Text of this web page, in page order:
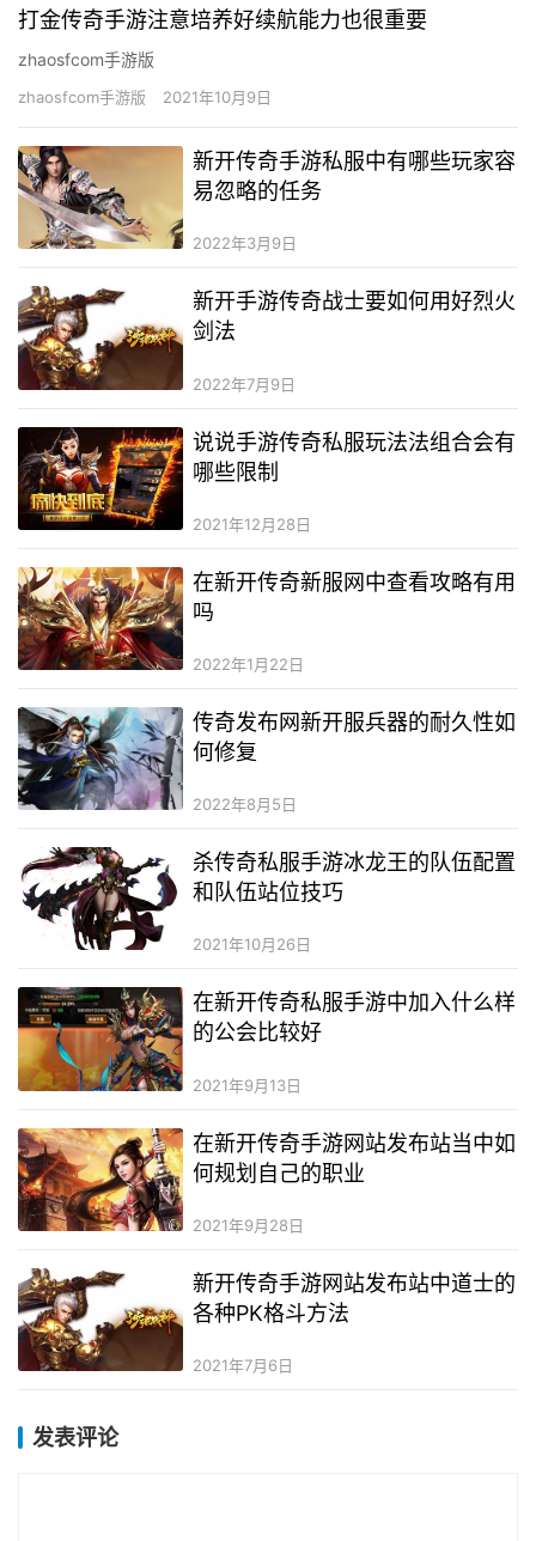
打金传奇手游注意培养好续航能力也很重要
zhaosfcom手游版
zhaosfcom手游版 2021年10月9日
新开传奇手游私服中有哪些玩家容
易忽略的任务
2022年3月9日
新开手游传奇战士要如何用好烈火
剑法
2022年7月9日
说说手游传奇私服玩法法组合会有
哪些限制
2021年12月28日
在新开传奇新服网中查看攻略有用
吗
2022年1月22日
传奇发布网新开服兵器的耐久性如
何修复
2022年8月5日
杀传奇私服手游冰龙王的队伍配置
和队伍站位技巧
2021年10月26日
在新开传奇私服手游中加入什么样
的公会比较好
2021年9月13日
在新开传奇手游网站发布站当中如
何规划自己的职业
2021年9月28日
新开传奇手游网站发布站中道士的
各种PK格斗方法
2021年7月6日
发表评论